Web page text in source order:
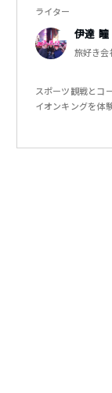
ライター
伊達 瞳
旅好き会
スポーツ観戦とコ
イオンキングを体